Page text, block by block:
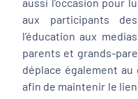
aux participants
l’éducation aux
parents et grands-
déplace également
afin de maintenir le